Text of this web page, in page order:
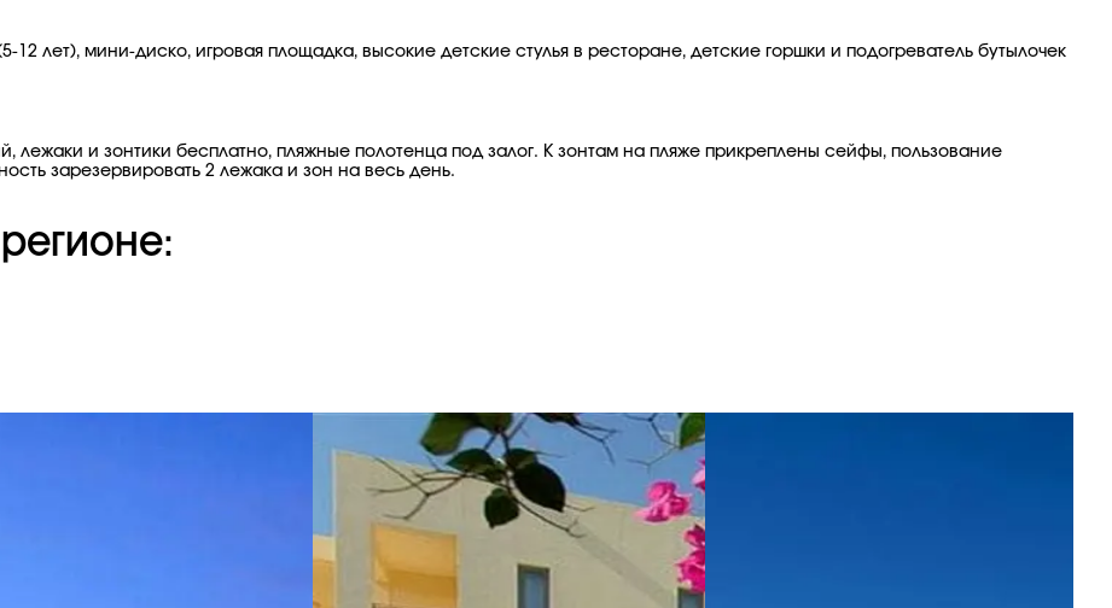
лет), мини-диско, игровая площадка, высокие детские стулья в ресторане, детские горшки и подогреватель бутылочек
лежаки и зонтики бесплатно, пляжные полотенца под залог. К зонтам на пляже прикреплены сейфы, пользование
зарезервировать 2 лежака и зон на весь день.